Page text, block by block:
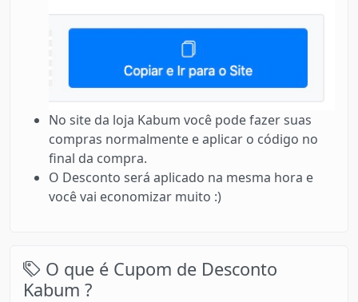
No site da loja Kabum você pode fazer suas
compras normalmente e aplicar o código no
final da compra.
O Desconto será aplicado na mesma hora e
você vai economizar muito :)
O que é Cupom de Desconto
Kabum ?